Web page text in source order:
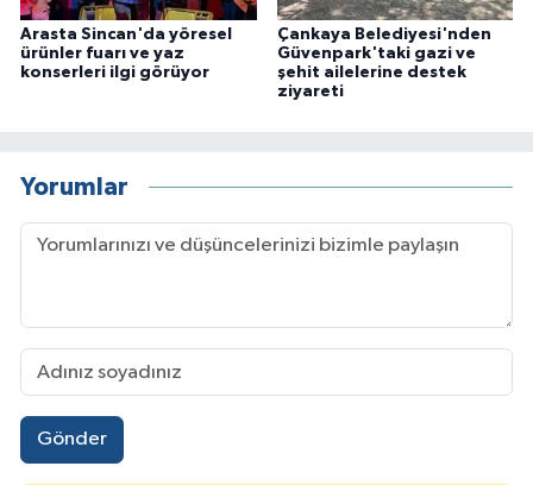
Arasta Sincan'da yöresel
ürünler fuarı ve yaz
konserleri ilgi görüyor
Çankaya Belediyesi'nden
Güvenpark'taki gazi ve
şehit ailelerine destek
ziyareti
Yorumlar
Gönder